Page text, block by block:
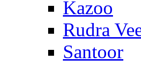
Kazoo
Rudra
Santoor